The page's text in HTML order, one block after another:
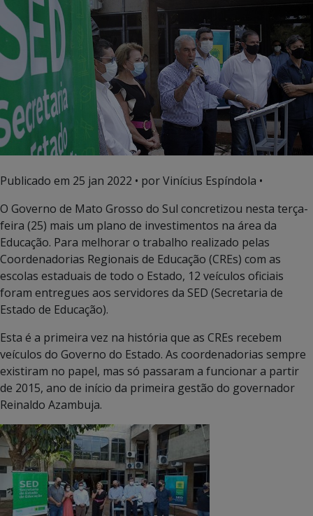
Publicado em 25 jan 2022 • por Vinícius Espíndola •
O Governo de Mato Grosso do Sul concretizou nesta terça-
feira (25) mais um plano de investimentos na área da
Educação. Para melhorar o trabalho realizado pelas
Coordenadorias Regionais de Educação (CREs) com as
escolas estaduais de todo o Estado, 12 veículos oficiais
foram entregues aos servidores da SED (Secretaria de
Estado de Educação).
Esta é a primeira vez na história que as CREs recebem
veículos do Governo do Estado. As coordenadorias sempre
existiram no papel, mas só passaram a funcionar a partir
de 2015, ano de início da primeira gestão do governador
Reinaldo Azambuja.